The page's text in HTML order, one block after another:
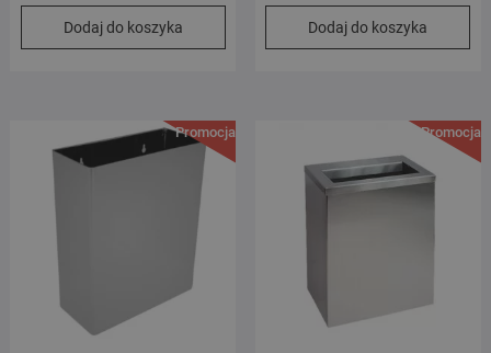
Dodaj do koszyka Dodaj do koszyka
Promocja! Promocja!